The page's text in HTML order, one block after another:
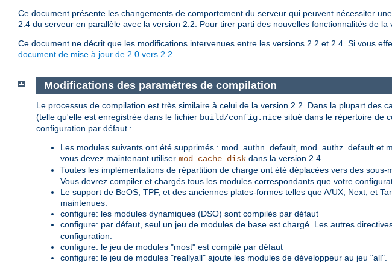
Ce document présente les changements de comportement du serveur qui peuvent nécessiter
2.4 du serveur en parallèle avec la version 2.2. Pour tirer parti des nouvelles fonctionnalités de
Ce document ne décrit que les modifications intervenues entre les versions 2.2 et 2.4. Si vous
document de mise à jour de 2.0 vers 2.2.
Modifications des paramètres de compilation
Le processus de compilation est très similaire à celui de la version 2.2. Dans la plupart des
(telle qu'elle est enregistrée dans le fichier build/config.nice situé dans le répertoire de
configuration par défaut :
Les modules suivants ont été supprimés : mod_authn_default, mod_authz_default et
vous devez maintenant utiliser mod_cache_disk dans la version 2.4.
Toutes les implémentations de répartition de charge ont été déplacées vers des
Vous devrez compiler et chargés tous les modules correspondants que votre
Le support de BeOS, TPF, et des anciennes plates-formes telles que A/UX, Next, et
maintenues.
configure: les modules dynamiques (DSO) sont compilés par défaut
configure: par défaut, seul un jeu de modules de base est chargé. Les autres
configuration.
configure: le jeu de modules "most" est compilé par défaut
configure: le jeu de modules "reallyall" ajoute les modules de développeur au jeu "all".